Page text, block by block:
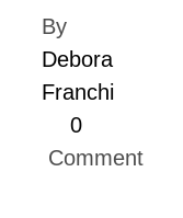
By
Debora
Franchi
0
Comment